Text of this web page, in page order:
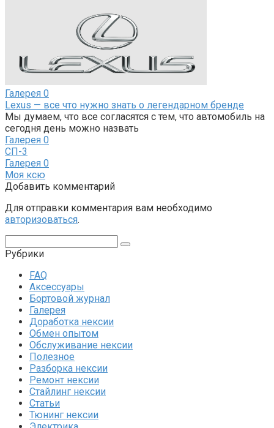
Галерея 0
Lexus — все что нужно знать о легендарном бренде
Мы думаем, что все согласятся с тем, что автомобиль на
сегодня день можно назвать
Галерея 0
СП-3
Галерея 0
Моя ксю
Добавить комментарий
Для отправки комментария вам необходимо
авторизоваться.
Рубрики
FAQ
Аксессуары
Бортовой журнал
Галерея
Доработка нексии
Обмен опытом
Обслуживание нексии
Полезное
Разборка нексии
Ремонт нексии
Стайлинг нексии
Статьи
Тюнинг нексии